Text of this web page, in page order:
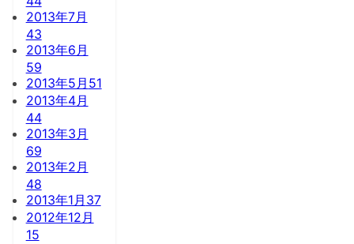
2013年7月
43
2013年6月
59
2013年5月 51
2013年4月
44
2013年3月
69
2013年2月
48
2013年1月 37
2012年12月
15